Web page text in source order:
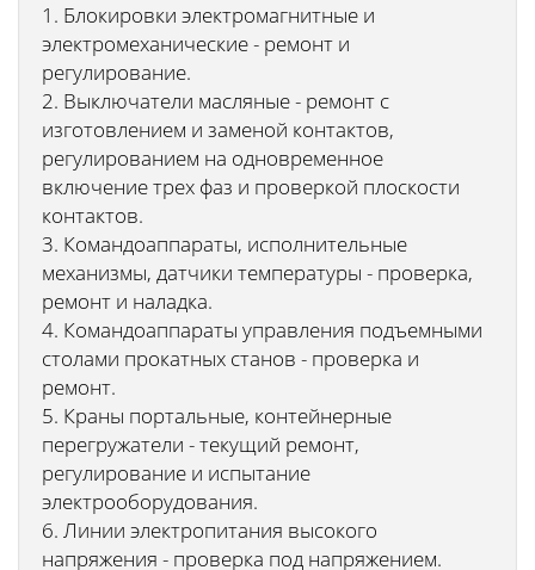
1. Блокировки электромагнитные и
электромеханические - ремонт и
регулирование.
2. Выключатели масляные - ремонт с
изготовлением и заменой контактов,
регулированием на одновременное
включение трех фаз и проверкой плоскости
контактов.
3. Командоаппараты, исполнительные
механизмы, датчики температуры - проверка,
ремонт и наладка.
4. Командоаппараты управления подъемными
столами прокатных станов - проверка и
ремонт.
5. Краны портальные, контейнерные
перегружатели - текущий ремонт,
регулирование и испытание
электрооборудования.
6. Линии электропитания высокого
напряжения - проверка под напряжением.